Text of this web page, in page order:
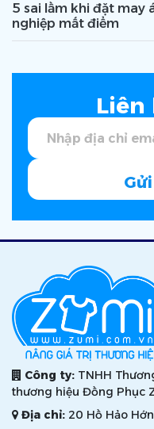
5 sai lầm khi đặt may
nghiệp mất điểm
Liên
Công ty: TNHH
thương hiệu Đồng Phục
Địa chỉ: 20 Hồ Hảo